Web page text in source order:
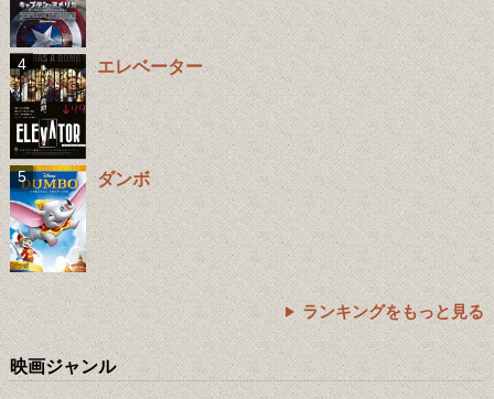
エレベーター
ダンボ
ランキングをもっと見る
映画ジャンル